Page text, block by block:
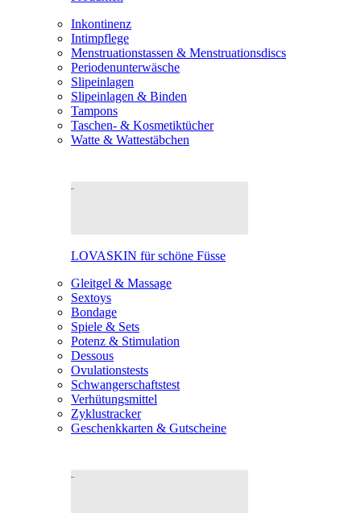
Inkontinenz
Intimpflege
Menstruationstassen & Menstruationsdiscs
Periodenunterwäsche
Slipeinlagen
Slipeinlagen & Binden
Tampons
Taschen- & Kosmetiktücher
Watte & Wattestäbchen
LOVASKIN für schöne Füsse
Gleitgel & Massage
Sextoys
Bondage
Spiele & Sets
Potenz & Stimulation
Dessous
Ovulationstests
Schwangerschaftstest
Verhütungsmittel
Zyklustracker
Geschenkkarten & Gutscheine